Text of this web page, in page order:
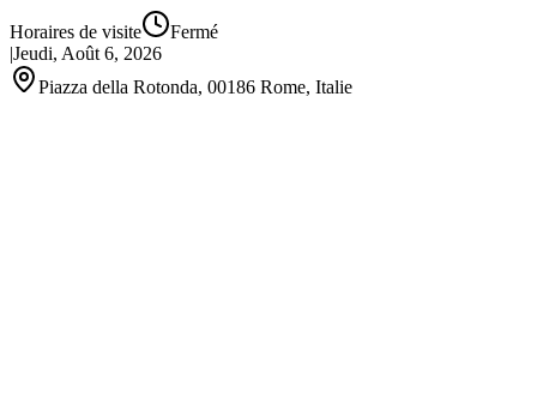
Horaires de visite
Fermé
|Jeudi, Août 6, 2026
Piazza della Rotonda, 00186 Rome, Italie